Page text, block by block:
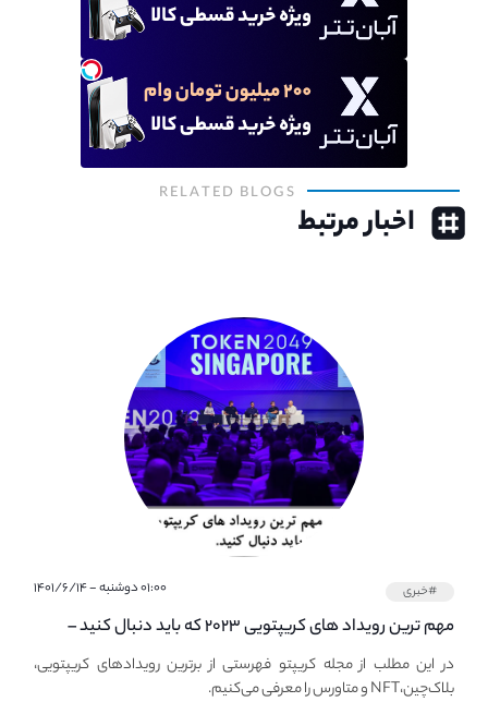
RELATED BLOGS
اخبار مرتبط
#خبری ۰۱:۰۰ دوشنبه - ۱۴۰۱/۶/۱۴
مهم ترین رویداد های کریپتویی ۲۰۲۳ که باید دنبال کنید –
معرفی بهترین رویداد های جهانی
در این مطلب از مجله کریپتو فهرستی از برترین رویدادهای کریپتویی،
بلاک‌چین،NFT و متاورس را معرفی می‌کنیم.